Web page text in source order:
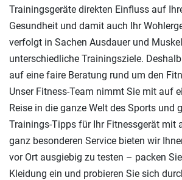
Trainingsgeräte direkten Einfluss auf
Gesundheit und damit auch Ihr
verfolgt in Sachen Ausdauer und
unterschiedliche Trainingsziele.
auf eine faire Beratung rund um den
Unser Fitness-Team nimmt Sie mit auf
Reise in die ganze Welt des Sports und
Trainings-Tipps für Ihr Fitnessgerät mit
ganz besonderen Service bieten wir
vor Ort ausgiebig zu testen – packen
Kleidung ein und probieren Sie sich